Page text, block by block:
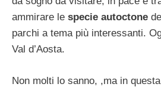
ammirare le specie autoctone
parchi a tema più interessanti.
Val d’Aosta.
Non molti lo sanno, ,ma in